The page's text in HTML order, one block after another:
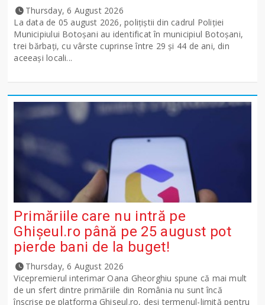
Thursday, 6 August 2026
La data de 05 august 2026, polițiștii din cadrul Poliției
Municipiului Botoșani au identificat în municipiul Botoșani,
trei bărbați, cu vârste cuprinse între 29 și 44 de ani, din
aceeași locali...
Primăriile care nu intră pe
Ghişeul.ro până pe 25 august pot
pierde bani de la buget!
Thursday, 6 August 2026
Vicepremierul interimar Oana Gheorghiu spune că mai mult
de un sfert dintre primăriile din România nu sunt încă
înscrise pe platforma Ghiseul.ro, deși termenul-limită pentru